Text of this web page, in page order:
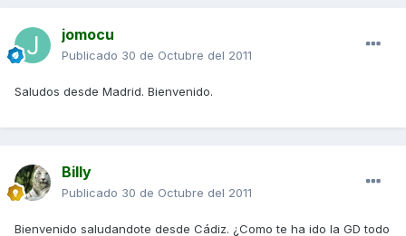
jomocu
Publicado 30 de Octubre del 2011
Saludos desde Madrid. Bienvenido.
Billy
Publicado 30 de Octubre del 2011
Bienvenido saludandote desde Cádiz. ¿Como te ha ido la GD todo